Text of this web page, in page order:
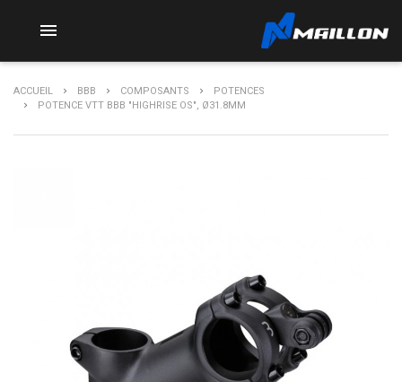

ACCUEIL BBB COMPOSANTS
POTENCES
POTENCE VTT BBB "HIGHRISE OS", Ø31.8MM